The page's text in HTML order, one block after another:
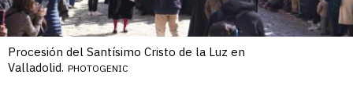
Procesión del Santísimo Cristo de la Luz en
Valladolid. PHOTOGENIC